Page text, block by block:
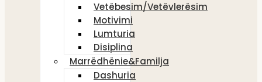
Vetëbesim/Vetëvlerësim
Motivimi
Lumturia
Disiplina
Marrëdhënie&Familja
Dashuria